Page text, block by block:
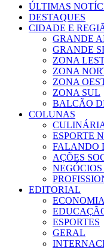
ÚLTIMAS
DESTAQUES
CIDADE E
GRANDE
GRANDE
ZONA
ZONA
ZONA
ZONA SUL
BALCÃO
COLUNAS
ESPORTE
FALANDO
AÇÕES
EDITORIAL
ECONOMIA
ESPORTES
GERAL